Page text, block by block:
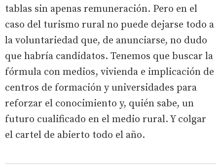
tablas sin apenas remuneración. Pero en el
caso del turismo rural no puede dejarse todo a
la voluntariedad que, de anunciarse, no dudo
que habría candidatos. Tenemos que buscar la
fórmula con medios, vivienda e implicación de
centros de formación y universidades para
reforzar el conocimiento y, quién sabe, un
futuro cualificado en el medio rural. Y colgar
el cartel de abierto todo el año.